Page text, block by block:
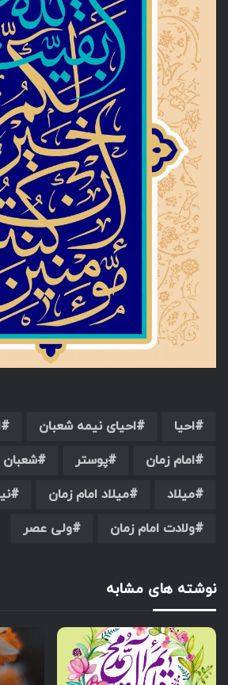
احیا احیای نیمه شعبان
امام زمان
پوستر شعبان
میلاد
میلاد امام زمان
ولادت امام زمان
ولی عصر
نوشته های مشابه